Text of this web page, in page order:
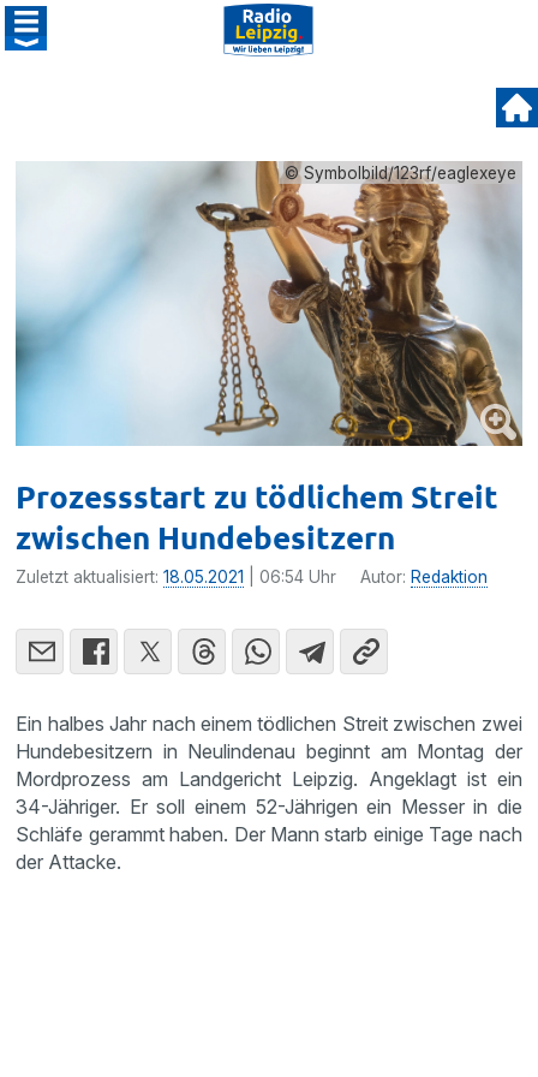
© Symbolbild/123rf/eaglexeye
Prozessstart zu tödlichem Streit
zwischen Hundebesitzern
Zuletzt aktualisiert:18.05.2021 | 06:54 Uhr Autor: Redaktion
Ein halbes Jahr nach einem tödlichen Streit zwischen zwei
Hundebesitzern in Neulindenau beginnt am Montag der
Mordprozess am Landgericht Leipzig. Angeklagt ist ein
34-Jähriger. Er soll einem 52-Jährigen ein Messer in die
Schläfe gerammt haben. Der Mann starb einige Tage nach
der Attacke.